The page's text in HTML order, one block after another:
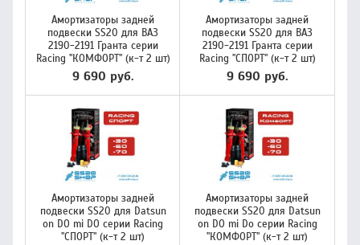
Амортизаторы задней
подвески SS20 для ВАЗ
2190-2191 Гранта серии
Racing "КОМФОРТ" (к-т 2 шт)
9 690 руб.
Амортизаторы задней
подвески SS20 для ВАЗ
2190-2191 Гранта серии
Racing "СПОРТ" (к-т 2 шт)
9 690 руб.
Амортизаторы задней
подвески SS20 для Datsun
on DO mi DO серии Racing
"СПОРТ" (к-т 2 шт)
Амортизаторы задней
подвески SS20 для Datsun
on DO mi Do серии Racing
"КОМФОРТ" (к-т 2 шт)